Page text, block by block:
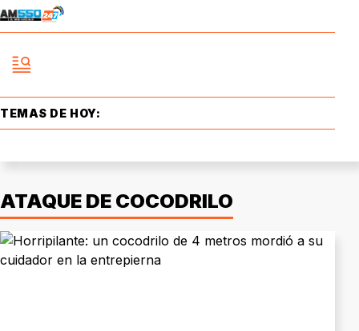
TEMAS DE HOY:
ATAQUE DE COCODRILO